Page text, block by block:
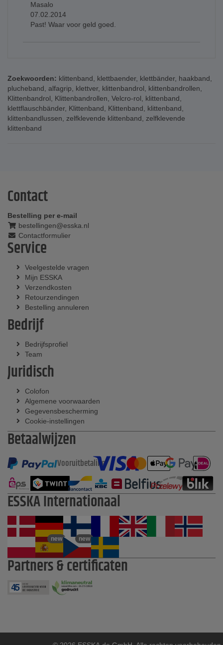
Masalo
07.02.2014
Past! Waar voor geld goed.
Zoekwoorden: klittenband, klettbaender, klettbänder, haakband,
plucheband, alfagrip, klettver, klittenbandrol, klittenbandrollen,
Klittenbandrol, Klittenbandrollen, Velcro-rol, klittenband,
klettflauschbänder, Klittenband, Klittenband, klittenband,
klittenbandlussen, zelfklevende klittenband, zelfklevende
klittenband
Contact
Bestelling per e-mail
bestellingen@esska.nl
Contactformulier
Service
Veelgestelde vragen
Mijn ESSKA
Verzendkosten
Retourzendingen
Bestelling annuleren
Bedrijf
Bedrijfsprofiel
Team
Juridisch
Colofon
Algemene voorwaarden
Gegevensbescherming
Cookie-instellingen
Betaalwijzen
Vooruitbetaling
ESSKA Internationaal
new new
Partners & certificaten